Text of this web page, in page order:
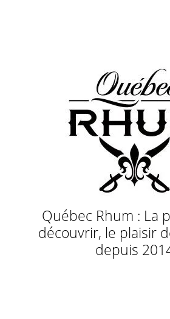
Québec Rhum : La
découvrir, le plaisir
depuis